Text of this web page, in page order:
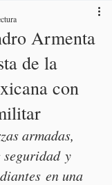
Armenta
de la
con
armadas,
y
en una